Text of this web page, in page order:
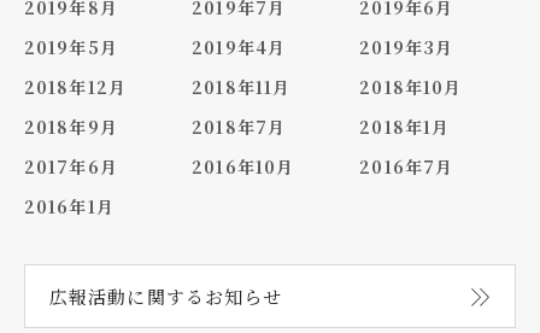
2019年8月
2019年7月
2019年6月
2019年5月
2019年4月
2019年3月
2018年12月
2018年11月
2018年10月
2018年9月
2018年7月
2018年1月
2017年6月
2016年10月
2016年7月
2016年1月
広報活動に関する お知らせ